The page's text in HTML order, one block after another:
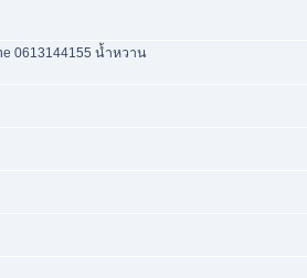
0613144155 น้ำหวาน